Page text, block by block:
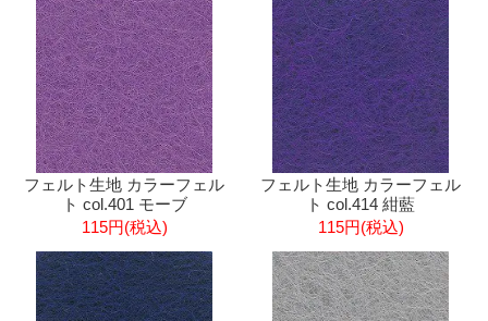
フェルト生地 カラーフェル
ト col.401 モーブ
115円(税込)
フェルト生地 カラーフェル
ト col.414 紺藍
115円(税込)